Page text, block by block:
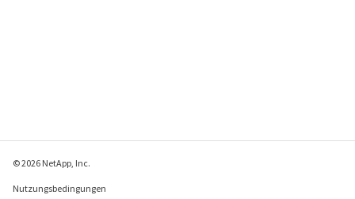
© 2026 NetApp, Inc.
Nutzungsbedingungen